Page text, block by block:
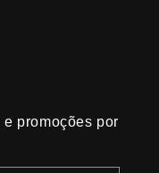
promoções por